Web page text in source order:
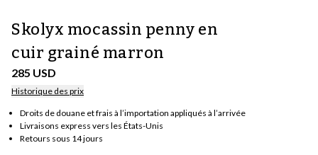
Skolyx mocassin penny en
cuir grainé marron
285 USD
Historique des prix
Droits de douane et frais à l’importation appliqués à l’arrivée
Livraisons express vers les États-Unis
Retours sous 14 jours